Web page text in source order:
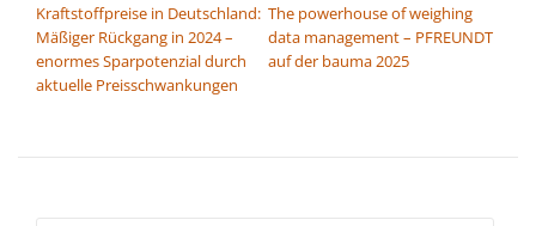
Kraftstoffpreise in Deutschland:
Mäßiger Rückgang in 2024 –
enormes Sparpotenzial durch
aktuelle Preisschwankungen
The powerhouse of weighing
data management – PFREUNDT
auf der bauma 2025